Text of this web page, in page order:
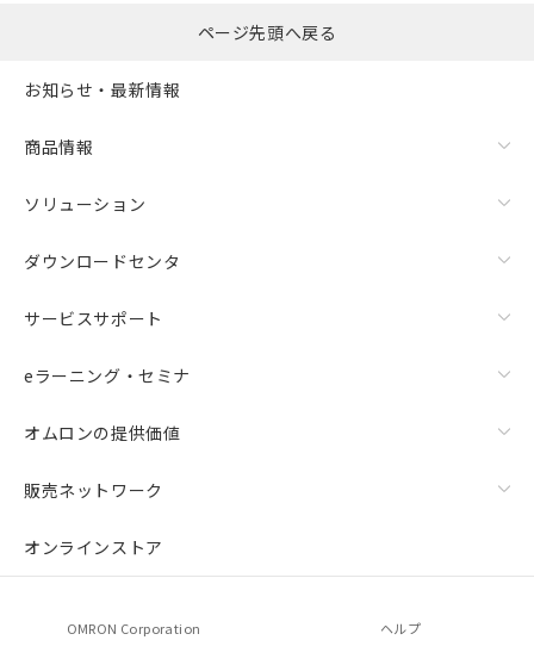
ページ先頭へ戻る
お知らせ・最新情報
商品情報
ソリューション
ダウンロードセンタ
サービスサポート
eラーニング・セミナ
オムロンの提供価値
販売ネットワーク
オンラインストア
OMRON Corporation ヘルプ